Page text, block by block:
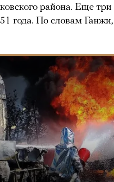
района. Еще три
года. По словам Ганжи,